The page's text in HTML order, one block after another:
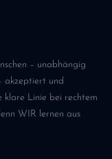
– unabhängig
akzeptiert und
klare Linie bei rechtem
WIR lernen aus